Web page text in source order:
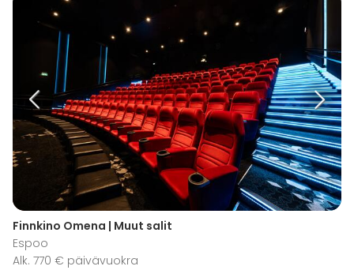
Finnkino Omena | Muut salit
Espoo
Alk. 770 € päivävuokra